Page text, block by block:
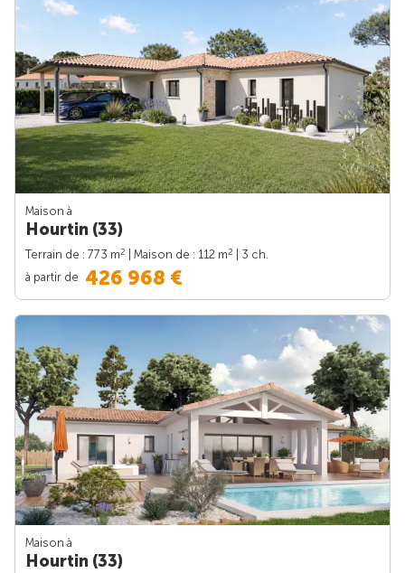
Maison à
Hourtin (33)
Terrain de : 773 m2 | Maison de : 112 m2
| 3 ch.
à partir de 426 968 €
Maison à
Hourtin (33)